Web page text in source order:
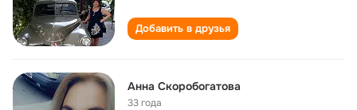
Добавить в друзья
Анна Скоробогатова
33 года